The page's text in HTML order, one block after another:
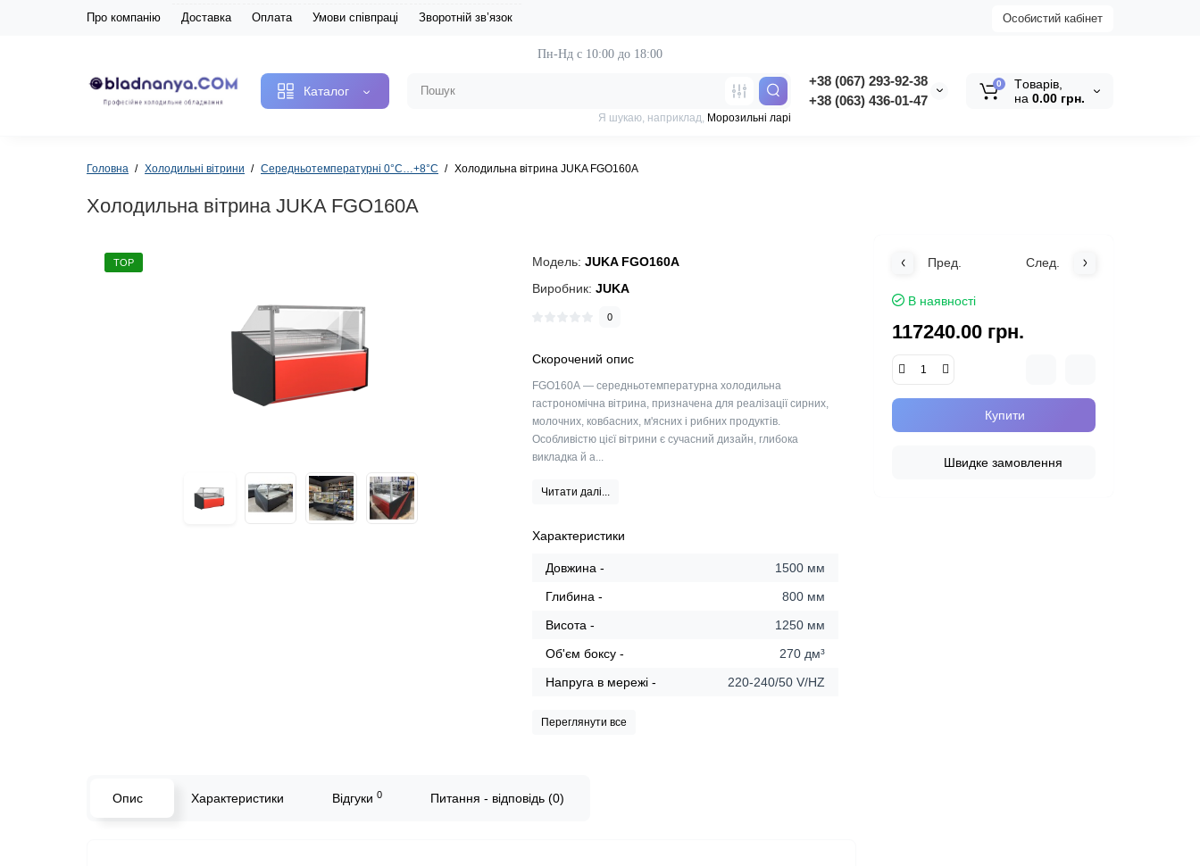
Про компанію Доставка Оплата Умови співпраці Зворотній зв’язок Особистий кабінет
Каталог
Пн-Нд с 10:00 до 18:00
+38 (067) 293-92-38
+38 (063) 436-01-47
Я шукаю, наприклад, Морозильні ларі
0
Tоварів,
на 0.00 грн.
Головна Холодильні вітрини Середньотемпературні 0°C…+8°C Холодильна вітрина JUKA FGO160A
Холодильна вітрина JUKA FGO160A
TOP Модель:JUKA FGO160A
Виробник:JUKA
0
Скорочений опис
FGO160A — середньотемпературна холодильна
гастрономічна вітрина, призначена для реалізації сирних,
молочних, ковбасних, м'ясних і рибних продуктів.
Особливістю цієї вітрини є сучасний дизайн, глибока
викладка й а...
Читати далі...
Характеристики
Довжина -
1500 мм
Глибина -
800 мм
Висота -
1250 мм
Об'єм боксу -
270 дм³
Напруга в мережі -
220-240/50 V/HZ
Переглянути все
Пред. След.
В наявності
117240.00 грн.
Купити
Швидке замовлення
Опис Характеристики Відгуки 0 Питання - відповідь (0)